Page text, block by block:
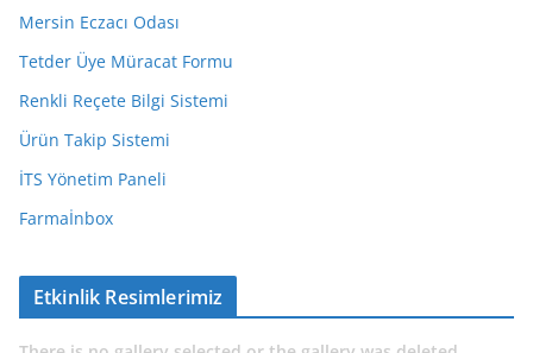
Mersin Eczacı Odası
Tetder Üye Müracat Formu
Renkli Reçete Bilgi Sistemi
Ürün Takip Sistemi
İTS Yönetim Paneli
Farmaİnbox
Etkinlik Resimlerimiz